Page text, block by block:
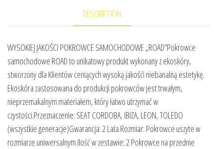
DESCRIPTION
WYSOKIEJ JAKOŚCI POKROWCE SAMOCHODOWE „ROAD”Pokrowce
samochodowe ROAD to unikatowy produkt wykonany z ekoskóry,
stworzony dla Klientów ceniących wysoką jakośći niebanalną estetykę.
Ekoskóra zastosowana do produkcji pokrowców jest trwałym,
nieprzemakalnym materiałem, który łatwo utrzymać w
czystości.Przeznaczenie: SEAT CORDOBA, IBIZA, LEON, TOLEDO
(wszystkie generacje)Gwarancja: 2 Lata.Rozmiar: Pokrowce uszyte w
rozmiarze uniwersalnym.Ilość w zestawie: 2 Pokrowce na przednie